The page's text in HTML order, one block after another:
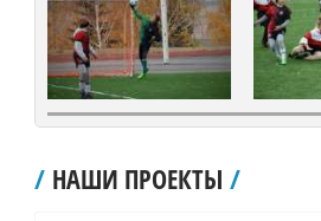
/ НАШИ ПРОЕКТЫ /